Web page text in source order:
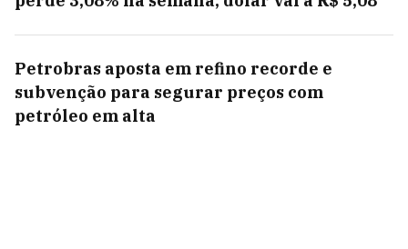
Petrobras aposta em refino recorde e
subvenção para segurar preços com
petróleo em alta